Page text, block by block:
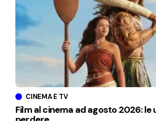
CINEMA E TV
Film al cinema ad agosto 2026: le